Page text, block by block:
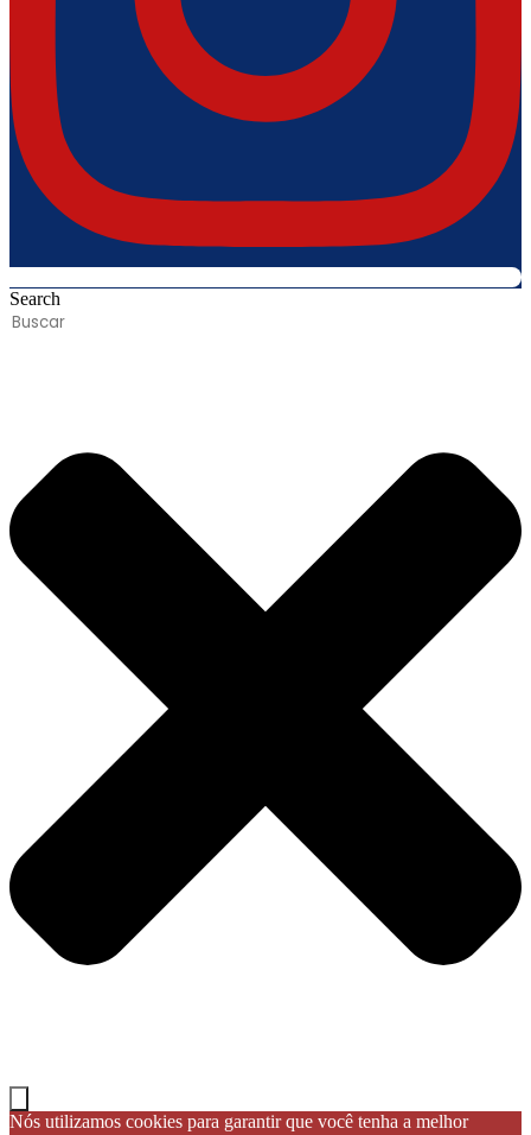
Search
Nós utilizamos cookies para garantir que você tenha a melhor